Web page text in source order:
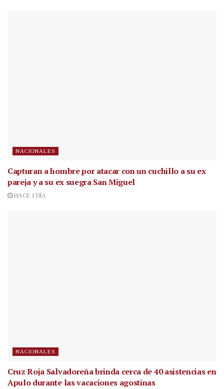
NACIONALES
Capturan a hombre por atacar con un cuchillo a su ex
pareja y a su ex suegra San Miguel
HACE 1 DÍA
NACIONALES
Cruz Roja Salvadoreña brinda cerca de 40 asistencias en
Apulo durante las vacaciones agostinas